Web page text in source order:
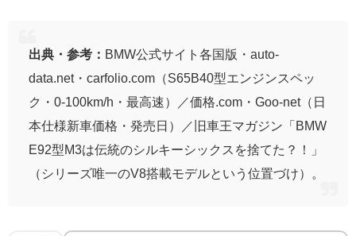
出典・参考： BMW公式サイト各国版・auto-
data.net・carfolio.com（S65B40型エンジンスペッ
ク・0-100km/h・最高速）／価格.com・Goo-net（日
本仕様新車価格・発売日）／旧車王マガジン「BMW
E92型M3は伝統のシルキーシックスを捨てた？！」
（シリーズ唯一のV8搭載モデルという位置づけ）。